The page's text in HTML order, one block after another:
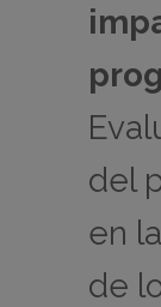
del
en
de